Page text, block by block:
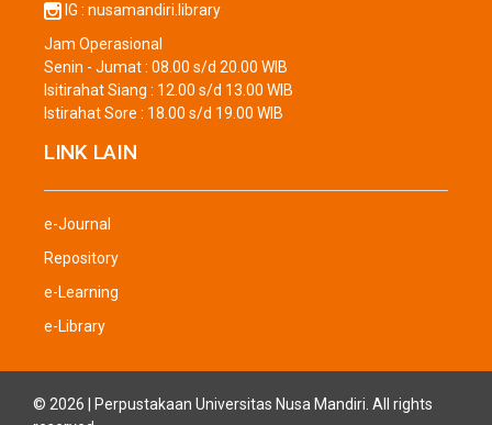
IG : nusamandiri.library
Jam Operasional
Senin - Jumat : 08.00 s/d 20.00 WIB
Isitirahat Siang : 12.00 s/d 13.00 WIB
Istirahat Sore : 18.00 s/d 19.00 WIB
LINK LAIN
e-Journal
Repository
e-Learning
e-Library
© 2026 | Perpustakaan Universitas Nusa Mandiri. All rights